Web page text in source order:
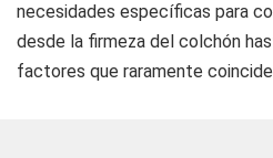
necesidades específicas para
desde la firmeza del colchón
factores que raramente